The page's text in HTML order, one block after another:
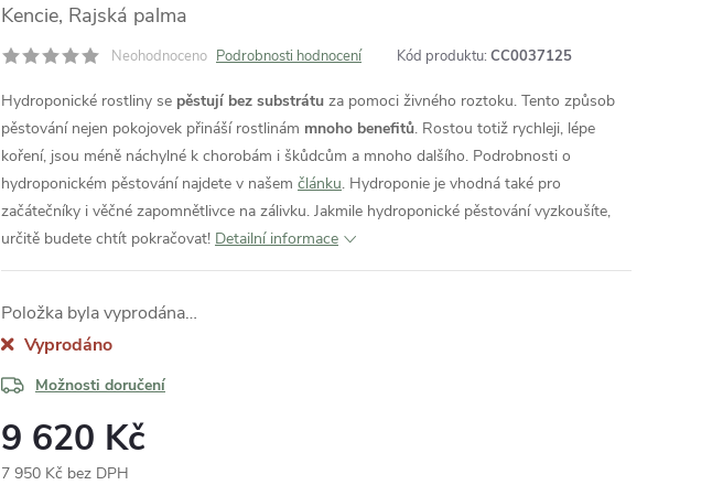
Kencie, Rajská palma
Neohodnoceno Podrobnosti hodnocení Kód produktu: CC0037125
Hydroponické rostliny se pěstují bez substrátu za pomoci živného roztoku. Tento způsob
pěstování nejen pokojovek přináší rostlinám mnoho benefitů. Rostou totiž rychleji, lépe
koření, jsou méně náchylné k chorobám i škůdcům a mnoho dalšího. Podrobnosti o
hydroponickém pěstování najdete v našem článku. Hydroponie je vhodná také pro
začátečníky i věčné zapomnětlivce na zálivku. Jakmile hydroponické pěstování vyzkoušíte,
určitě budete chtít pokračovat! Detailní informace
Položka byla vyprodána…
Vyprodáno
Možnosti doručení
9 620 Kč
7 950 Kč bez DPH